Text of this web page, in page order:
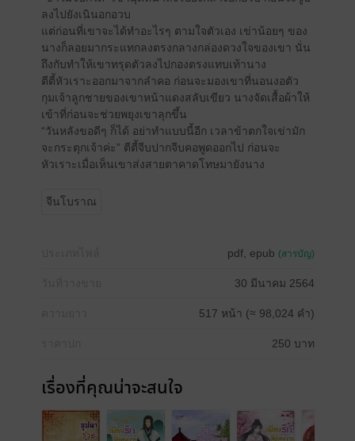
ลงไปยังเนินอกอวบ
แต่ก่อนที่เขาจะได้ทำอะไรๆ ตามใจตัวเอง เข่าน้อยๆ ของ
นางก็ลอยมากระแทกลงตรงกลางกล่องดวงใจของเขา นั่น
ถึงกับทำให้เขาทรุดตัวลงไปกองตรงแทบเท้านาง
ตีตี้หัวเราะออกมาจากลำคอ ก่อนจะมองเขาที่นอนงอตัว
กุมเจ้าลูกชายของเขาหน้าแดงสลับเขียว นางจัดเสื้อผ้าให้
เข้าที่ก่อนจะช่วยพยุงเขาลุกขึ้น
“วันหลังขอดีๆ ก็ได้ อย่าทำแบบนี้อีก เวลาข้าตกใจเข่ามัก
จะกระตุกเจ้าค่ะ” ตีตี้จีบปากจีบคอพูดออกไป ก่อนจะ
หัวเราะเมื่อเห็นเขาส่งสายตาคาดโทษมายังนาง
จีนโบราณ
pdf, epub (สารบัญ)
30 มีนาคม 2564
517 หน้า (≈ 98,024 คำ)
250 บาท
เรื่องที่คุณน่าจะสนใจ